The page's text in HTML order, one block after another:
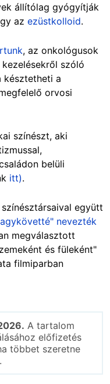
állítólag gyógyítják
az ezüstkolloid.
, az onkológusok
szóló
késztetheti a
orvosi
színészt, aki
belüli
itt).
együtt
nevezték
megválasztott
és füleként"
filmiparban
A tartalom
előfizetés
többet szeretne